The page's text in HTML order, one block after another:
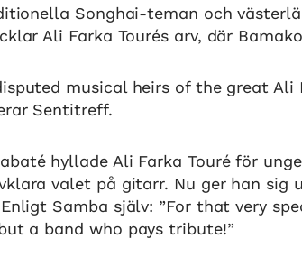
Songhai-teman och
Ali Farka Tourés arv, där
musical heirs of the great Ali
Sentitreff.
hyllade Ali Farka Touré för
valet på gitarr. Nu ger han sig
Samba själv: ”For that very
a band who pays tribute!”